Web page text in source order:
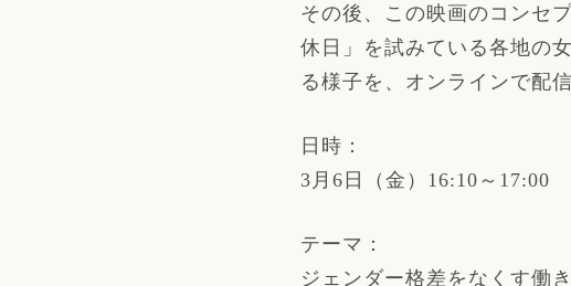
その後、この映画のコンセ
休日」を試みている各地の
る様子を、オンラインで配
日時：
3月6日（金）16:10～17:00
テーマ：
ジェンダー格差をなくす働